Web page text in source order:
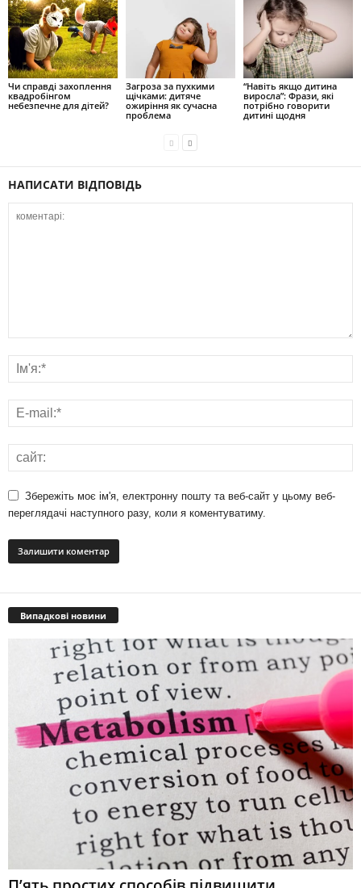
Чи справді захоплення
квадробінгом
небезпечне для дітей?
Загроза за пухкими
щічками: дитяче
ожиріння як сучасна
проблема
“Навіть якщо дитина
виросла”: Фрази, які
потрібно говорити
дитині щодня
НАПИСАТИ ВІДПОВІДЬ
Збережіть моє ім'я, електронну пошту та веб-сайт у цьому веб-
переглядачі наступного разу, коли я коментуватиму.
Випадкові новини